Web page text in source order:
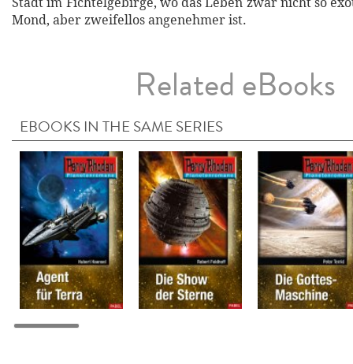
Mond, aber zweifellos angenehmer ist.
Related eBooks
EBOOKS IN THE SAME SERIES